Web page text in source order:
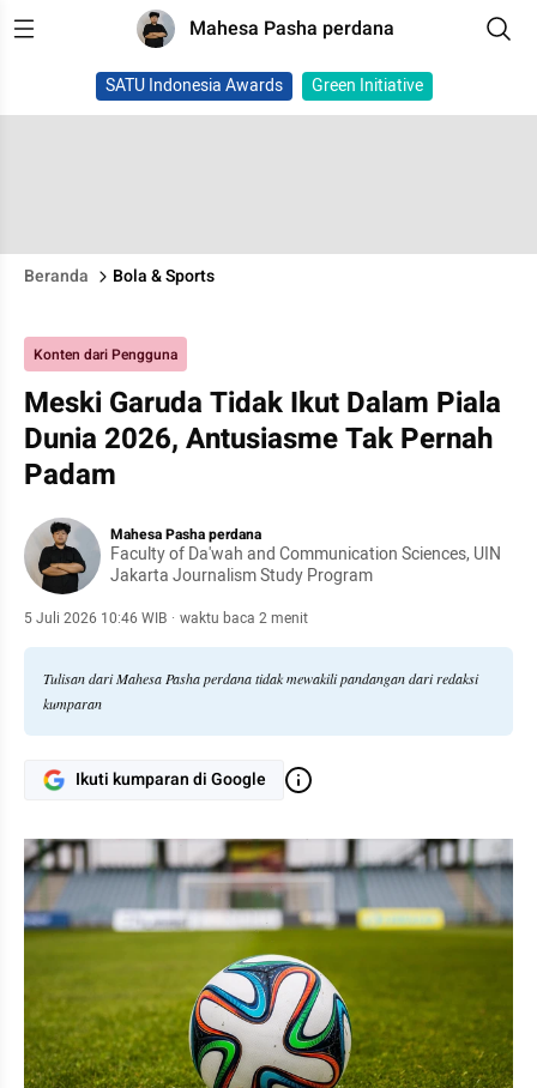
Mahesa Pasha perdana
SATU Indonesia Awards Green Initiative
Beranda Bola & Sports
Konten dari Pengguna
Meski Garuda Tidak Ikut Dalam Piala
Dunia 2026, Antusiasme Tak Pernah
Padam
Mahesa Pasha perdana
Faculty of Da'wah and Communication Sciences, UIN
Jakarta Journalism Study Program
5 Juli 2026 10:46 WIB · waktu baca 2 menit
Tulisan dari Mahesa Pasha perdana tidak mewakili pandangan dari redaksi
kumparan
Ikuti kumparan di Google